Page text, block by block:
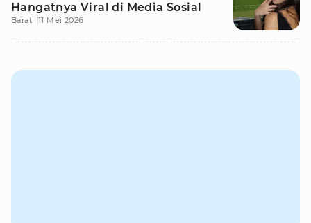
Hangatnya Viral di Media Sosial
Barat 11 Mei 2026